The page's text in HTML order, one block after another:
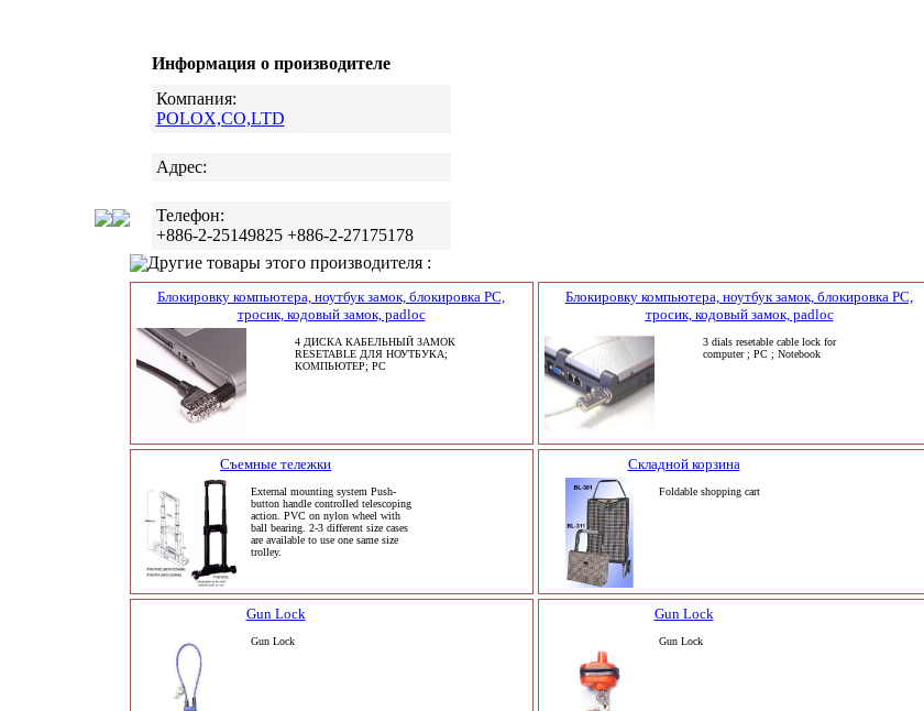
Информация о производителе
Компания:
POLOX,CO,LTD
Адрес:
Телефон:
+886-2-25149825 +886-2-27175178
Другие товары этого производителя :
Блокировку компьютера, ноутбук замок, блокировка PC,
тросик, кодовый замок, padloc
4 ДИСКА КАБЕЛЬНЫЙ ЗАМОК
RESETABLE ДЛЯ НОУТБУКА;
КОМПЬЮТЕР; PC
Блокировку компьютера, ноутбук замок, блокировка PC,
тросик, кодовый замок, padloc
3 dials resetable cable lock for
computer ; PC ; Notebook
Съемные тележки
External mounting system Push-
button handle controlled telescoping
action. PVC on nylon wheel with
ball bearing. 2-3 different size cases
are available to use one same size
trolley.
Складной корзина
Foldable shopping cart
Gun Lock
Gun Lock
Gun Lock
Gun Lock